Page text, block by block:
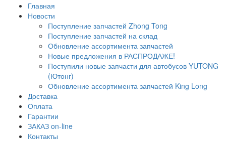
Главная
Новости
Поступление запчастей Zhong Tong
Поступление запчастей на склад
Обновление ассортимента запчастей
Новые предложения в РАСПРОДАЖЕ!
Поступили новые запчасти для автобусов YUTONG
(Ютонг)
Обновление ассортимента запчастей King Long
Доставка
Оплата
Гарантии
ЗАКАЗ on-line
Контакты